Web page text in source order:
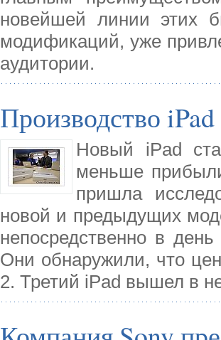
новейшей линии этих
модификаций, уже
аудитории.
Производство
Новый iPad
меньше
пришла
новой и предыдущих
непосредственно в
Они обнаружили, что
2. Третий iPad вышел в